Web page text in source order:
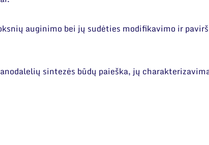
auginimo bei jų sudėties modifikavimo ir
sintezės būdų paieška, jų